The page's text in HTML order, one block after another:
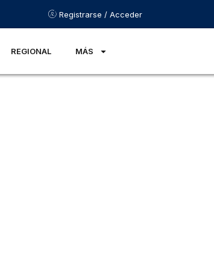
Registrarse / Acceder
REGIONAL MÁS